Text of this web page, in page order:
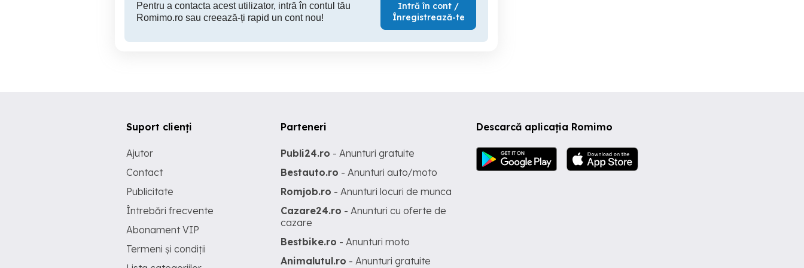
Pentru a contacta acest utilizator, intră în contul tău
Romimo.ro sau creează-ți rapid un cont nou!
Intră în cont /
Înregistrează-te
Descarcă aplicația Romimo
Suport clienți
Ajutor
Contact
Publicitate
Întrebări frecvente
Abonament VIP
Termeni și condiții
Parteneri
Publi24.ro - Anunturi gratuite
Bestauto.ro - Anunturi auto/moto
Romjob.ro - Anunturi locuri de munca
Cazare24.ro - Anunturi cu oferte de
cazare
Bestbike.ro - Anunturi moto
Animalutul.ro - Anunturi gratuite